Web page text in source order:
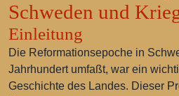
Schweden und
Einleitung
Die Reformationsepoche in
Jahrhundert umfaßt, war ein
Geschichte des Landes. Dieser